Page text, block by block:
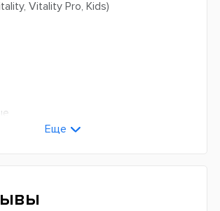
Vitality Pro, Kids)
Еще